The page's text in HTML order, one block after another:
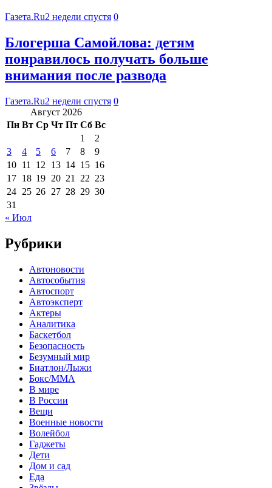
Газета.Ru2 недели спустя 0
Блогерша Самойлова: детям
понравилось получать больше
внимания после развода
Газета.Ru2 недели спустя 0
Август 2026
Пн Вт Ср Чт Пт Сб Вс
1
2
3
4 5 6 7 8
9
10 11 12 13 14 15 16
17 18 19 20 21 22 23
24 25 26 27 28 29 30
31
« Июл
Рубрики
Автоновости
Автособытия
Автоспорт
Автоэксперт
Актеры
Аналитика
Баскетбол
Безопасность
Безумный мир
Биатлон/Лыжи
Бокс/MMA
В мире
В России
Вещи
Военные новости
Волейбол
Гаджеты
Дети
Дом и сад
Еда